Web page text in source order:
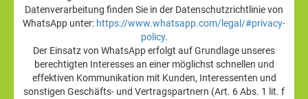
Datenverarbeitung finden Sie in der Datenschutzrichtlinie von
WhatsApp unter: https://www.whatsapp.com/legal/#privacy-
policy.
Der Einsatz von WhatsApp erfolgt auf Grundlage unseres
berechtigten Interesses an einer möglichst schnellen und
effektiven Kommunikation mit Kunden, Interessenten und
sonstigen Geschäfts- und Vertragspartnern (Art. 6 Abs. 1 lit. f